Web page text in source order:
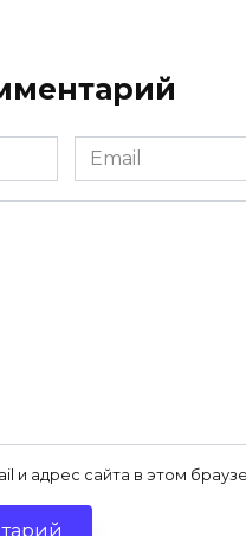
Email
и адрес сайта в этом